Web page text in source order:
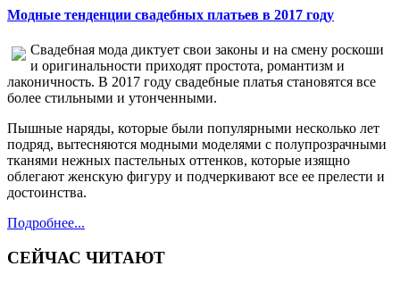
Модные тенденции свадебных платьев в 2017 году
Свадебная мода диктует свои законы и на смену роскоши
и оригинальности приходят простота, романтизм и
лаконичность. В 2017 году свадебные платья становятся все
более стильными и утонченными.
Пышные наряды, которые были популярными несколько лет
подряд, вытесняются модными моделями с полупрозрачными
тканями нежных пастельных оттенков, которые изящно
облегают женскую фигуру и подчеркивают все ее прелести и
достоинства.
Подробнее...
СЕЙЧАС ЧИТАЮТ